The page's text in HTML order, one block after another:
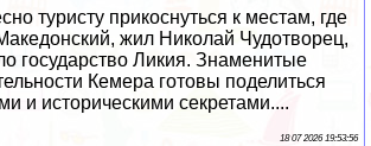
туристу прикоснуться к местам, где
жил Николай Чудотворец,
государство Ликия. Знаменитые
Кемера готовы поделиться
и историческими секретами....
18 07 2026 19:53:56